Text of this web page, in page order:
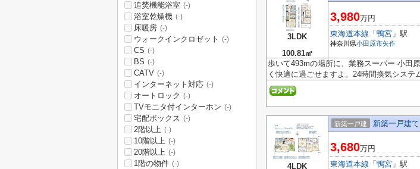
3LDK
100.81㎡
3,980万円
東海道本線 「 鴨宮 」駅
神奈川県小田原市矢作
歩いて493mの場所に、業務スーパー 小田
く快適に過ごせますよ。24時間換気シス
4LDK
新築一戸建 新築一戸建
3,680万円
東海道本線 「 鴨宮 」駅
追焚機能浴室 (-)
浴室乾燥機 (-)
床暖房 (-)
ウォークインクロゼット (-)
CS (-)
BS (-)
CATV (-)
インターネット対応 (-)
オートロック (-)
TVモニタ付インターホン (-)
宅配ボックス (-)
2階以上 (-)
10階以上 (-)
20階以上 (-)
1階の物件 (-)